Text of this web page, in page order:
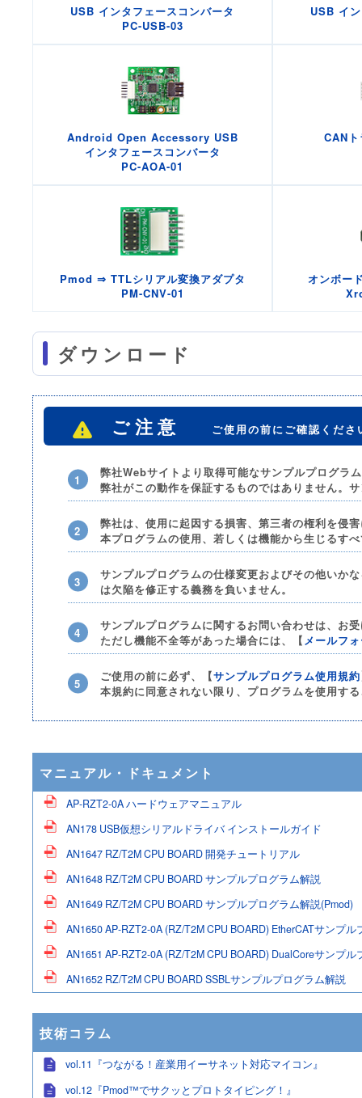
USB インタフェースコンバータ
PC-USB-03
USB イ
Android Open Accessory USB
インタフェースコンバータ
PC-AOA-01
CAN
Pmod ⇒ TTLシリアル変換アダプタ
PM-CNV-01
オンボー
ダウンロード
ご注意 ご使用の前にご確認くださ
弊社Webサイトより取得可能なサンプルプログラ
弊社がこの動作を保証するものではありません。
弊社は、使用に起因する損害、第三者の権利を侵
本プログラムの使用、若しくは機能から生じるす
サンプルプログラムの仕様変更およびその他いか
は欠陥を修正する義務を負いません。
サンプルプログラムに関するお問い合わせは、お
ただし機能不全等があった場合には、【メールフ
ご使用の前に必ず、【サンプルプログラム使用規約
本規約に同意されない限り、プログラムを使用す
マニュアル・ドキュメント
AP-RZT2-0A ハードウェアマニュアル
AN178 USB仮想シリアルドライバ インストールガイド
AN1647 RZ/T2M CPU BOARD 開発チュートリアル
AN1648 RZ/T2M CPU BOARD サンプルプログラム解説
AN1649 RZ/T2M CPU BOARD サンプルプログラム解説(Pmod)
AN1650 AP-RZT2-0A (RZ/T2M CPU BOARD) EtherCATサンプ
AN1651 AP-RZT2-0A (RZ/T2M CPU BOARD) DualCoreサンプ
AN1652 RZ/T2M CPU BOARD SSBLサンプルプログラム解説
技術コラム
vol.11『つながる！産業用イーサネット対応マイコン』
vol.12『Pmod™でサクッとプロトタイピング！』